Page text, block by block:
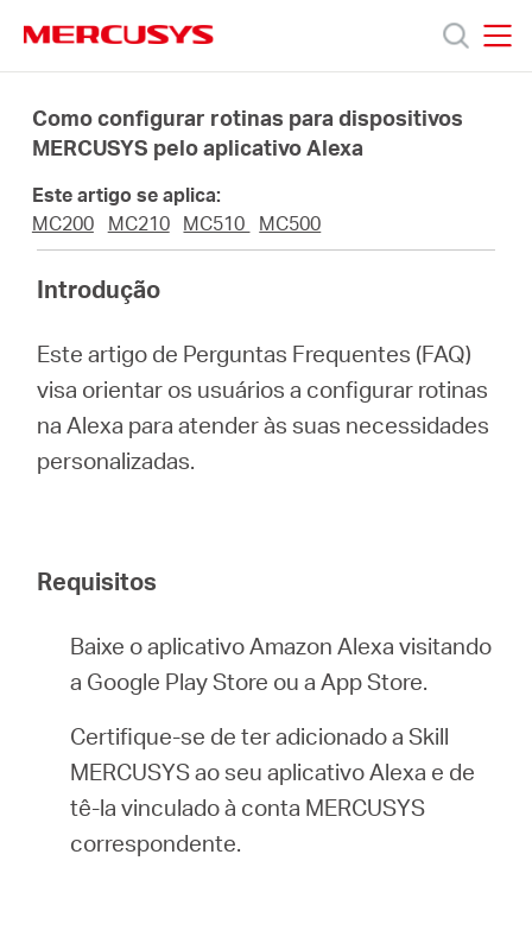
navigation
Produtos
Sobre
Brazil
Como configurar rotinas para dispositivos
MERCUSYS pelo aplicativo Alexa
Este artigo se aplica:
MC200
MC210 MC510 MC500
Introdução
Este artigo de Perguntas Frequentes (FAQ)
visa orientar os usuários a configurar rotinas
na Alexa para atender às suas necessidades
personalizadas.
Requisitos
Baixe o aplicativo Amazon Alexa visitando
a Google Play Store ou a App Store.
Certifique-se de ter adicionado a Skill
MERCUSYS ao seu aplicativo Alexa e de
tê-la vinculado à conta MERCUSYS
correspondente.